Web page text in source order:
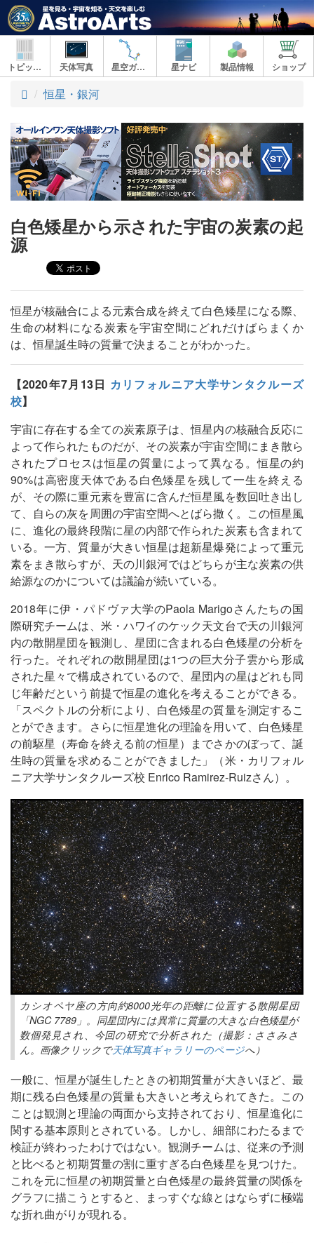
トピックス 天体写真 星空ガイド 星ナビ 製品情報 ショップ
ト
プ
恒星・銀河
白色矮星から示された宇宙の炭素の起
源
恒星が核融合による元素合成を終えて白色矮星になる際、
生命の材料になる炭素を宇宙空間にどれだけばらまくか
は、恒星誕生時の質量で決まることがわかった。
【2020年7月13日 カリフォルニア大学サンタクルーズ
校】
宇宙に存在する全ての炭素原子は、恒星内の核融合反応に
よって作られたものだが、その炭素が宇宙空間にまき散ら
されたプロセスは恒星の質量によって異なる。恒星の約
90%は高密度天体である白色矮星を残して一生を終える
が、その際に重元素を豊富に含んだ恒星風を数回吐き出し
て、自らの灰を周囲の宇宙空間へとばら撒く。この恒星風
に、進化の最終段階に星の内部で作られた炭素も含まれて
いる。一方、質量が大きい恒星は超新星爆発によって重元
素をまき散らすが、天の川銀河ではどちらが主な炭素の供
給源なのかについては議論が続いている。
2018年に伊・パドヴァ大学のPaola Marigoさんたちの国
際研究チームは、米・ハワイのケック天文台で天の川銀河
内の散開星団を観測し、星団に含まれる白色矮星の分析を
行った。それぞれの散開星団は1つの巨大分子雲から形成
された星々で構成されているので、星団内の星はどれも同
じ年齢だという前提で恒星の進化を考えることができる。
「スペクトルの分析により、白色矮星の質量を測定するこ
とができます。さらに恒星進化の理論を用いて、白色矮星
の前駆星（寿命を終える前の恒星）までさかのぼって、誕
生時の質量を求めることができました」（米・カリフォル
ニア大学サンタクルーズ校 Enrico Ramirez-Ruizさん）。
カシオペヤ座の方向約8000光年の距離に位置する散開星団
「NGC 7789」。同星団内には異常に質量の大きな白色矮星が
数個発見され、今回の研究で分析された（撮影：ささみさ
ん。画像クリックで天体写真ギャラリーのページへ）
一般に、恒星が誕生したときの初期質量が大きいほど、最
期に残る白色矮星の質量も大きいと考えられてきた。この
ことは観測と理論の両面から支持されており、恒星進化に
関する基本原則とされている。しかし、細部にわたるまで
検証が終わったわけではない。観測チームは、従来の予測
と比べると初期質量の割に重すぎる白色矮星を見つけた。
これを元に恒星の初期質量と白色矮星の最終質量の関係を
グラフに描こうとすると、まっすぐな線とはならずに極端
な折れ曲がりが現れる。